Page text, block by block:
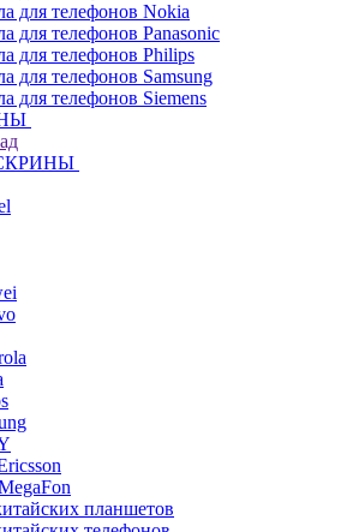
для телефонов Nokia
для телефонов Panasonic
для телефонов Philips
для телефонов Samsung
для телефонов Siemens
планшетов